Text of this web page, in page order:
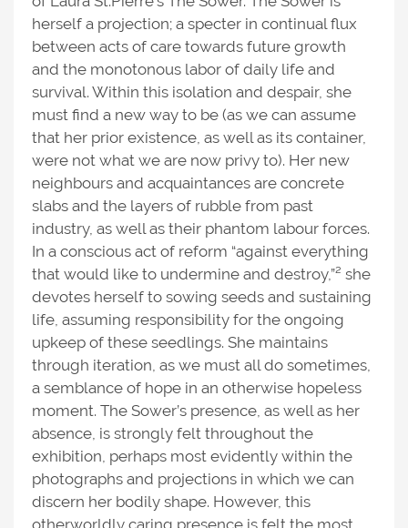
herself a projection; a specter in continual flux
between acts of care towards future growth
and the monotonous labor of daily life and
survival. Within this isolation and despair, she
must find a new way to be (as we can assume
that her prior existence, as well as its container,
were not what we are now privy to). Her new
neighbours and acquaintances are concrete
slabs and the layers of rubble from past
industry, as well as their phantom labour forces.
In a conscious act of reform “against everything
that would like to undermine and destroy,”² she
devotes herself to sowing seeds and sustaining
life, assuming responsibility for the ongoing
upkeep of these seedlings. She maintains
through iteration, as we must all do sometimes,
a semblance of hope in an otherwise hopeless
moment. The Sower’s presence, as well as her
absence, is strongly felt throughout the
exhibition, perhaps most evidently within the
photographs and projections in which we can
discern her bodily shape. However, this